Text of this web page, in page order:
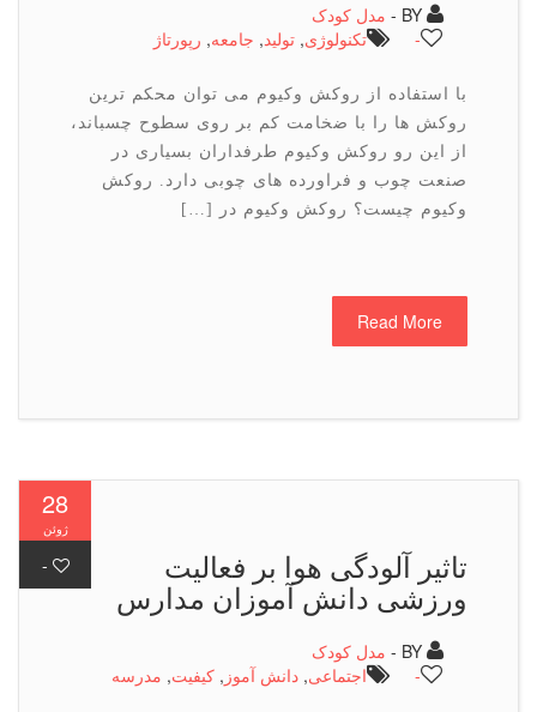
مدل کودک
تكنولوژی,تولید,جامعه,رپورتاژ
با استفاده از روکش وکیوم می توان محکم ترین
روکش ها را با ضخامت کم بر روی سطوح چسباند،
از این رو روکش وکیوم طرفداران بسیاری در
صنعت چوب و فراورده های چوبی دارد. روکش
وکیوم چیست؟ روکش وکیوم در […]
Read More
تاثیر آلودگی هوا بر فعالیت
ورزشی دانش آموزان مدارس
مدل کودک
اجتماعی,دانش آموز,كیفیت,مدرسه